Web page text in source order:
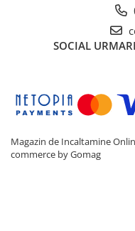
SOCIAL
Magazin de Incaltamine
commerce by Gomag